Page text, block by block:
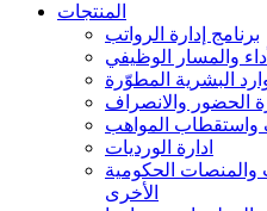
المنتجات
برنامج إدارة الرواتب
والمسار الوظيفي
البشرية المطوّرة
الحضور والانصراف
واستقطاب المواهب
ادارة الورديات
والمنصات الحكومية
الأخرى